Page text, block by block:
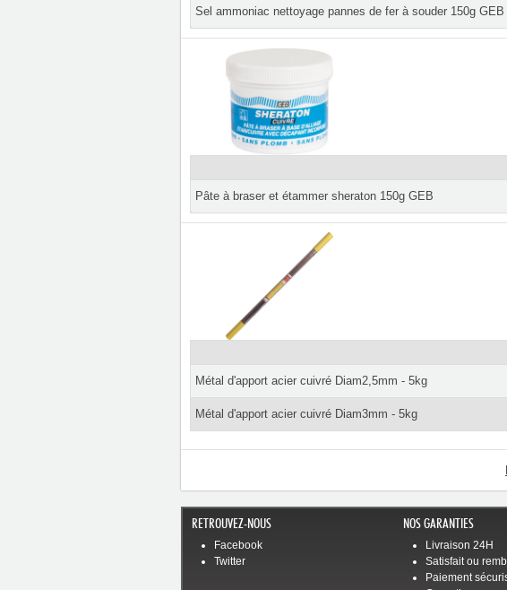
Sel ammoniac nettoyage pannes de fer à souder 150g GEB
Pâte à braser et étammer sheraton 150g GEB
Métal d'apport acier cuivré Diam2,5mm - 5kg
Métal d'apport acier cuivré Diam3mm - 5kg
RETROUVEZ-NOUS
Facebook
Twitter
NOS GARANTIES
Livraison 24H
Satisfait ou
Paiement